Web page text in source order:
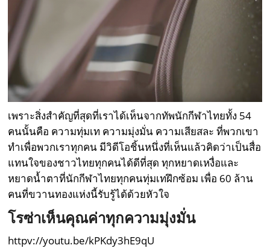
เพราะสิ่งสำคัญที่สุดที่เราได้เห็นจากทัพนักกีฬาไทยทั้ง 54
คนนั้นคือ ความทุ่มเท ความมุ่งมั่น ความเสียสละ ที่พวกเขา
ทำเพื่อพวกเราทุกคน มีวิดีโอชิ้นหนึ่งที่เห็นแล้วคิดว่าเป็นสื่อ
แทนใจของชาวไทยทุกคนได้ดีที่สุด ทุกหยาดเหงื่อและ
หยาดน้ำตาที่นักกีฬาไทยทุกคนทุ่มเทฝึกซ้อม เพื่อ 60 ล้าน
คนที่ขวานทองแห่งนี้รับรู้ได้ด้วยหัวใจ
โรซ่าเห็นคุณค่าทุกความมุ่งมั่น
httpv://youtu.be/kPKdy3hE9qU